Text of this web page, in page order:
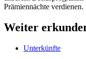
Prämiennächte verdienen.
Weiter
Unterkünfte